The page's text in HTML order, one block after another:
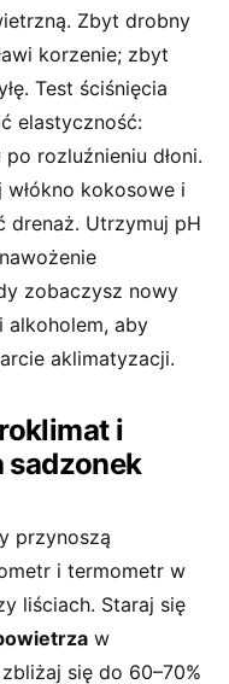
Zbyt drobny
korzenie; zbyt
Test ściśnięcia
elastyczność:
rozluźnieniu dłoni.
kokosowe i
drenaż. Utrzymuj pH
zobaczysz nowy
alkoholem, aby
aklimatyzacji.
i
przynoszą
i termometr w
liściach. Staraj się
w
się do 60–70%